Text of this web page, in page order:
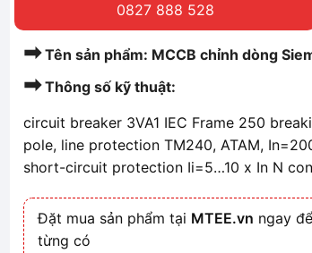
0827 888 528
➡Tên sản phẩm: MCCB chỉnh dòng
➡Thông số kỹ thuật:
circuit breaker 3VA1 IEC Frame 250
pole, line protection TM240, ATAM,
short-circuit protection Ii=5…10 x In N
Đặt mua sản phẩm tại MTEE.vn ngay
từng có